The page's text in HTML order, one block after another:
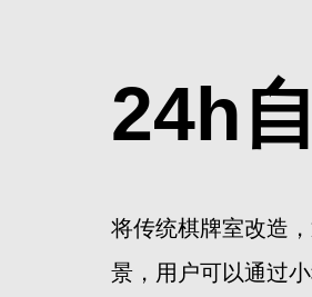
24h
将传统棋牌室改造
景，用户可以通过